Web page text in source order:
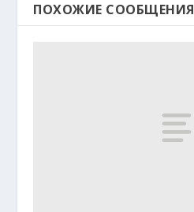
ПОХОЖИЕ СООБЩЕНИЯ